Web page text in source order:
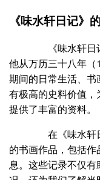
《味水轩日记》
《味水轩日
他从万历三十八年（
期间的日常生活、
有极高的史料价值
提供了丰富的资料。
在《味水轩
的书画作品，包括
息。这些记录不仅